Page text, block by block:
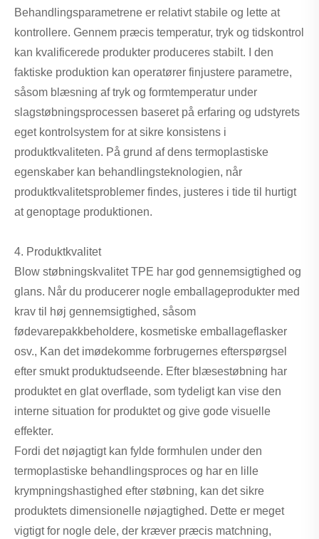
Behandlingsparametrene er relativt stabile og lette at
kontrollere. Gennem præcis temperatur, tryk og tidskontrol
kan kvalificerede produkter produceres stabilt. I den
faktiske produktion kan operatører finjustere parametre,
såsom blæsning af tryk og formtemperatur under
slagstøbningsprocessen baseret på erfaring og udstyrets
eget kontrolsystem for at sikre konsistens i
produktkvaliteten. På grund af dens termoplastiske
egenskaber kan behandlingsteknologien, når
produktkvalitetsproblemer findes, justeres i tide til hurtigt
at genoptage produktionen.
4. Produktkvalitet
Blow støbningskvalitet TPE har god gennemsigtighed og
glans. Når du producerer nogle emballageprodukter med
krav til høj gennemsigtighed, såsom
fødevarepakkbeholdere, kosmetiske emballageflasker
osv., Kan det imødekomme forbrugernes efterspørgsel
efter smukt produktudseende. Efter blæsestøbning har
produktet en glat overflade, som tydeligt kan vise den
interne situation for produktet og give gode visuelle
effekter.
Fordi det nøjagtigt kan fylde formhulen under den
termoplastiske behandlingsproces og har en lille
krympningshastighed efter støbning, kan det sikre
produktets dimensionelle nøjagtighed. Dette er meget
vigtigt for nogle dele, der kræver præcis matchning,